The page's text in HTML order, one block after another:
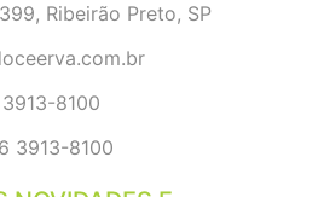
Ribeirão Preto, SP
8100
3913-8100